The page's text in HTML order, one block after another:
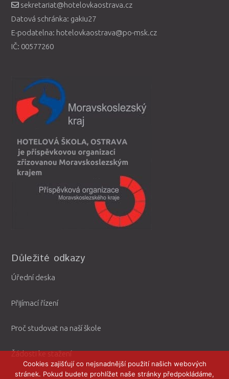
sekretariat@hotelovkaostrava.cz
Datová schránka: gakiu27
E-podatelna: hotelovkaostrava@po-msk.cz
IČ: 00577260
Důležité odkazy
Úřední deska
Přijímací řízení
Proč studovat na naší škole
Žádosti ke stažení
Cookies zajišťují co nejsnadnější použití našich webových
stránek. Pokud budete prohlížet naše stránky předpokládáme,